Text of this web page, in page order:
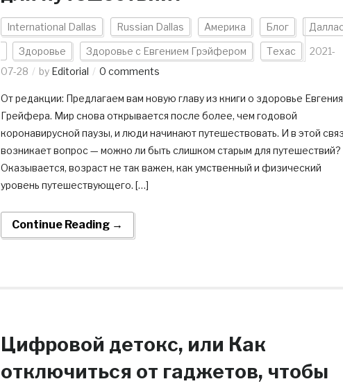
International Dallas Russian Dallas Америка Блог
Здоровье Здоровье с Евгением Грэйфером Техас
2021-
07-28
by Editorial 0 comments
От редакции: Предлагаем вам новую главу из книги о здоровье Евгения
Грейфера. Мир снова открывается после более, чем годовой
коронавирусной паузы, и люди начинают путешествовать. И в этой
возникает вопрос — можно ли быть слишком старым для путешествий?
Оказывается, возраст не так важен, как умственный и физический
уровень путешествующего. […]
Continue Reading →
Цифровой детокс, или Как
отключиться от гаджетов, чтобы